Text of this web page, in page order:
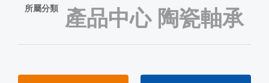
所屬分類 產品中心 陶瓷軸承